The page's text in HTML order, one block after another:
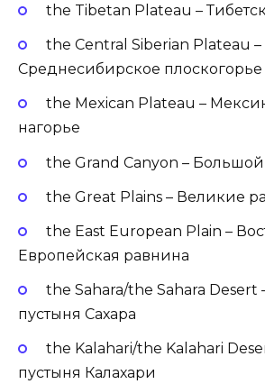
the Tibetan Plateau –
the Central Siberian Plateau –
Среднесибирское плоскогорье
the Mexican Plateau –
нагорье
the Grand Canyon –
the Great Plains – Великие
the East European Plain –
Европейская равнина
the Sahara/the Sahara Desert
пустыня Сахара
the Kalahari/the Kalahari
пустыня Калахари